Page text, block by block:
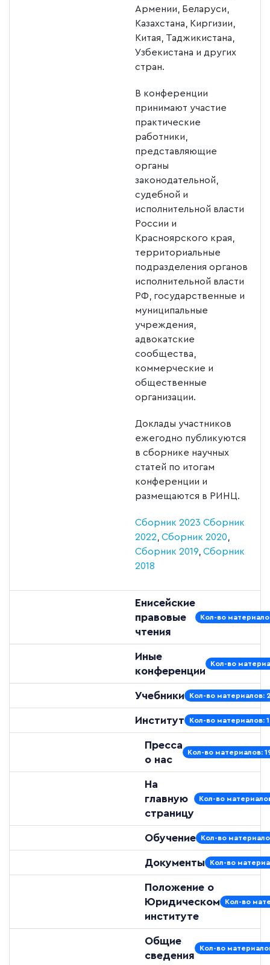
Армении, Беларуси,
Казахстана, Киргизии,
Китая, Таджикистана,
Узбекистана и других
стран.
В конференции
принимают участие
практические
работники,
представляющие
органы
законодательной,
судебной и
исполнительной власти
России и
Красноярского края,
территориальные
подразделения органов
исполнительной власти
РФ, государственные и
муниципальные
учреждения,
адвокатские
сообщества,
коммерческие и
общественные
организации.
Доклады участников
ежегодно публикуются
в сборнике научных
статей по итогам
конференции и
размещаются в РИНЦ.
Сборник 2023 Сборник
2022 Сборник 2020
Сборник 2019 Сборник
2018
Енисейские
правовые
чтения
Кол-во
Иные
конференции
Кол-во
Учебники Кол-во материалов: 2
Институт Кол-во материалов:
Пресса
о нас
Кол-во материалов:
На
главную
страницу
Кол-во
Обучение Кол-во
Документы Кол-во
Положение о
Юридическом
институте
Кол-во
Общие
сведения
Кол-во